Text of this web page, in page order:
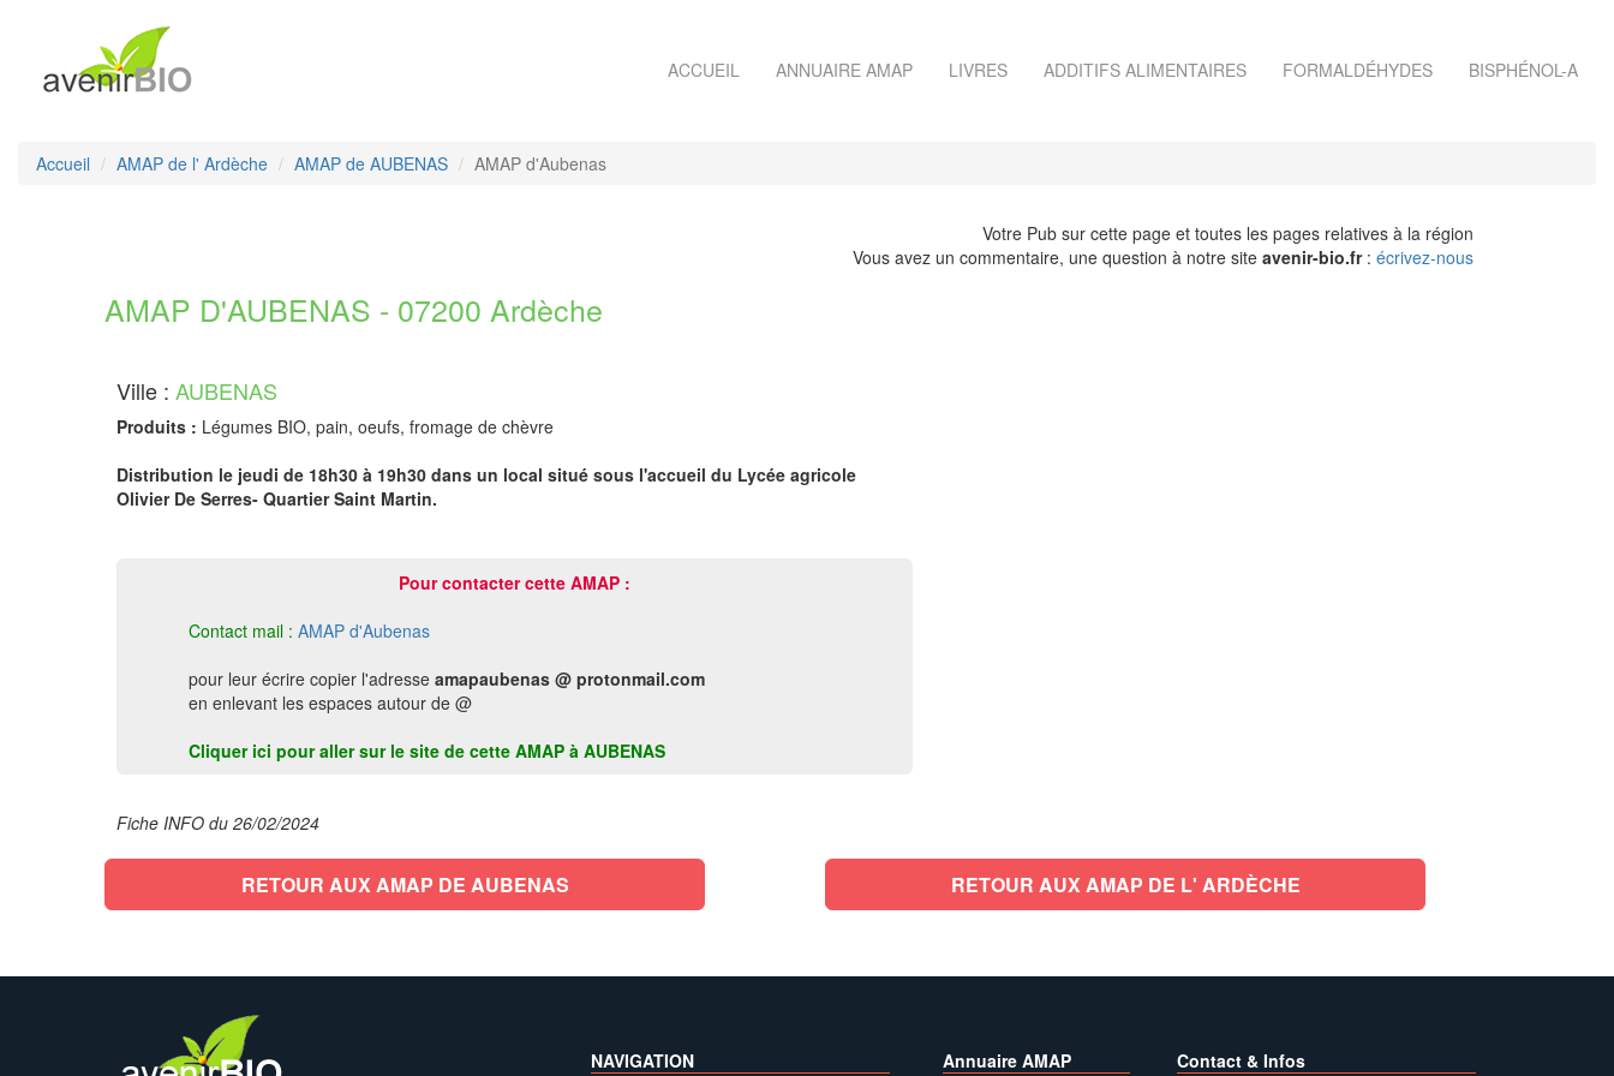
ACCUEIL ANNUAIRE AMAP LIVRES ADDITIFS ALIMENTAIRES FORMALDÉHYDES BISPHÉNOL-A
Accueil AMAP de l' Ardèche AMAP de AUBENAS AMAP d'Aubenas
Votre Pub sur cette page et toutes les pages relatives à la région
Vous avez un commentaire, une question à notre site avenir-bio.fr: écrivez-nous
AMAP D'AUBENAS - 07200 Ardèche
Ville : AUBENAS
Produits : Légumes BIO, pain, oeufs, fromage de chèvre
Distribution le jeudi de 18h30 à 19h30 dans un local situé sous l'accueil du Lycée agricole
Olivier De Serres- Quartier Saint Martin.
Pour contacter cette AMAP :
Contact mail : AMAP d'Aubenas
pour leur écrire copier l'adresse amapaubenas @ protonmail.com
en enlevant les espaces autour de @
Cliquer ici pour aller sur le site de cette AMAP à AUBENAS
Fiche INFO du 26/02/2024
RETOUR AUX AMAP DE AUBENAS RETOUR AUX AMAP DE L' ARDÈCHE
NAVIGATION Annuaire AMAP Contact & Infos